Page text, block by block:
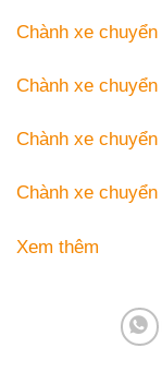
Chành xe
Chành xe
Chành xe
Chành xe
Xem thêm